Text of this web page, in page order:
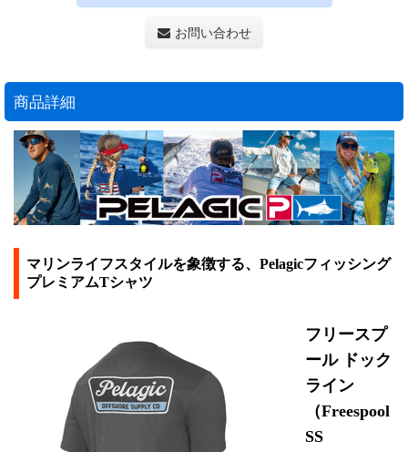
お問い合わせ
商品詳細
マリンライフスタイルを象徴する、Pelagicフィッシング
プレミアムTシャツ
フリースプ
ール ドック
ライン
（Freespool
SS